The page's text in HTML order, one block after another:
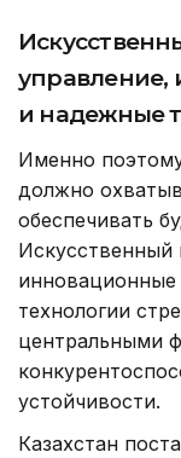
управление,
и надежные
Именно
должно
обеспечивать
Искусственный
технологии
центральными
устойчивости.
Казахстан